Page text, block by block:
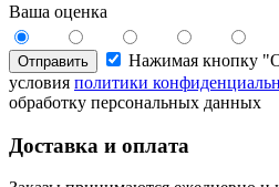
Ваша оценка
Отправить
Нажимая кнопку
условия политики
обработку персональных данных
Доставка и оплата